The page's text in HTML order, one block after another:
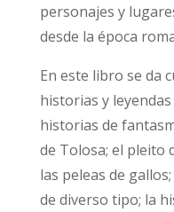
personajes y
desde la época
En este libro se da
historias y
historias de
de Tolosa; el pleito
las peleas de
de diverso tipo; la